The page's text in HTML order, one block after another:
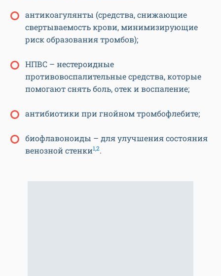
антикоагулянты (средства, снижающие
свертываемость крови, минимизирующие
риск образования тромбов);
НПВС – нестероидные
противовоспалительные средства, которые
помогают снять боль, отек и воспаление;
антибиотики при гнойном тромбофлебите;
биофлавоноиды – для улучшения состояния
венозной стенки1,2.